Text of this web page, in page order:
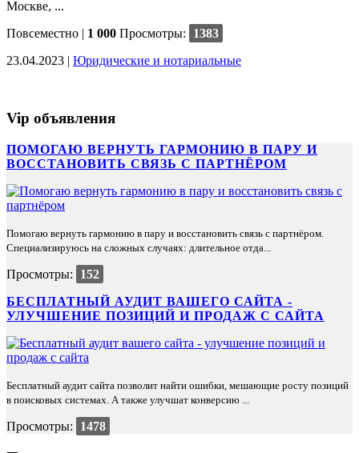
Москве, ...
Повсеместно | 1 000 Просмотры:
1383
23.04.2023 | Юридические и нотариальные
Vip объявления
ПОМОГАЮ ВЕРНУТЬ ГАРМОНИЮ В ПАРУ И
ВОССТАНОВИТЬ СВЯЗЬ С ПАРТНЁРОМ
Помогаю вернуть гармонию в пару и восстановить связь с партнёром.
Специализируюсь на сложных случаях: длительное отда...
Просмотры:
152
БЕСПЛАТНЫЙ АУДИТ ВАШЕГО САЙТА -
УЛУЧШЕНИЕ ПОЗИЦИЙ И ПРОДАЖ С САЙТА
Бесплатный аудит сайта позволит найти ошибки, мешающие росту позиций
в поисковых системах. А также улучшат конверсию ...
Просмотры: 1478